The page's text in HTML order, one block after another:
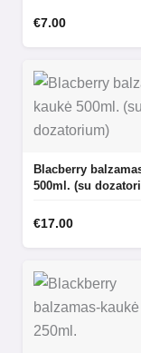
€7.00
Blacberry
500ml. (su
€17.00